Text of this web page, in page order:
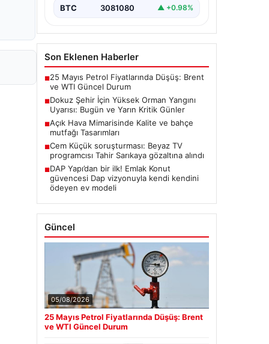
BTC 3081080 ▲ +0.98%
Son Eklenen Haberler
■25 Mayıs Petrol Fiyatlarında Düşüş: Brent
ve WTI Güncel Durum
■Dokuz Şehir İçin Yüksek Orman Yangını
Uyarısı: Bugün ve Yarın Kritik Günler
■Açık Hava Mimarisinde Kalite ve bahçe
mutfağı Tasarımları
■Cem Küçük soruşturması: Beyaz TV
programcısı Tahir Sarıkaya gözaltına alındı
■DAP Yapı’dan bir ilk! Emlak Konut
güvencesi Dap vizyonuyla kendi kendini
ödeyen ev modeli
Güncel
05/08/2026
25 Mayıs Petrol Fiyatlarında Düşüş: Brent
ve WTI Güncel Durum